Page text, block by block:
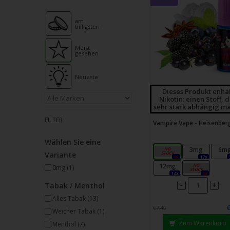
am
billigsten
Meist
gesehen
Neueste
FILTER
Wählen Sie eine
Variante
0mg (1)
Tabak / Menthol
Alles Tabak (13)
Weicher Tabak (1)
Menthol (7)
Dieses Produkt
Nikotin: einen Stoff,
sehr stark abhängig
Vampire Vape -
0mg
0x
3mg
17x
12mg
14x
18mg
0x
- +
€7,49
Zum Warenkorb